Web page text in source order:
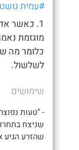
#עמית
1. כאשר
מוגזמת
כלומר מה
לשלשול.
שימושים
- "טעות
שהזרע הגיע